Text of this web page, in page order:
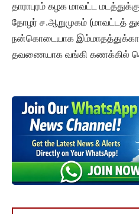
தாராபுரம் கழக மாவட்ட
தோழர் ச.ஆறுமுகம் (மாவட்டத்
நன்கொடையாக
தவணையாக வங்கி கணக்கில்